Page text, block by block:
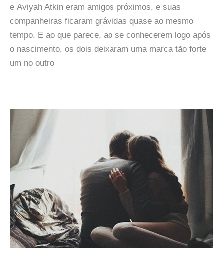
e Aviyah Atkin eram amigos próximos, e suas
companheiras ficaram grávidas quase ao mesmo
tempo. E ao que parece, ao se conhecerem logo após
o nascimento, os dois deixaram uma marca tão forte
um no outro